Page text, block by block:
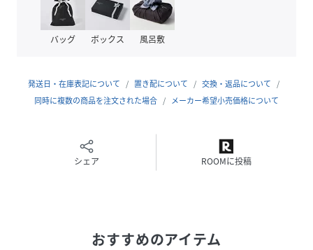
CHINA
表地:ポリエステル
サイズ Ｆ
NT9124_289855
バッグ ボックス 風呂敷
発送日・在庫表記について 置き配について
交換・返品について
同時に複数の商品を注文された場合
メーカー希望小売価格について
シェア ROOMに投稿
おすすめのアイテム